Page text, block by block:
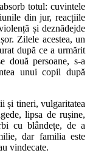
totul: cuvintele
din jur, reacțiile
și deznădejde
Zilele acestea, un
după ce a urmărit
două persoane, s-a
unui copil după
și tineri, vulgaritatea
lipsa de rușine,
cu blândețe, de a
dar familia este
vindecate.